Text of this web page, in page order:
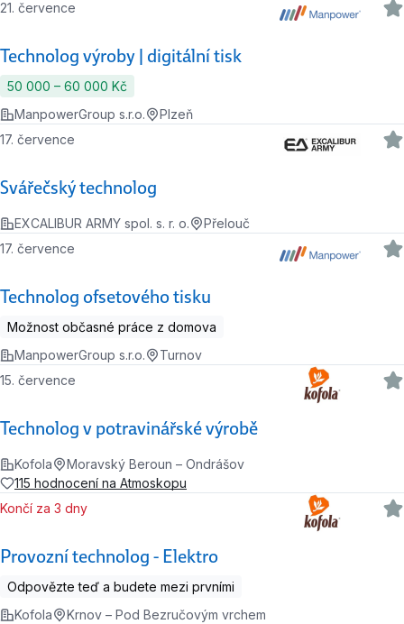
Technolog výroby | digitální tisk
21. července
50 000 ‍–‍ 60 000 Kč
ManpowerGroup s.r.o.
Plzeň
Svářečský technolog
17. července
EXCALIBUR ARMY spol. s. r. o. Přelouč
Technolog ofsetového tisku
17. července
Možnost občasné práce z domova
ManpowerGroup s.r.o.
Turnov
Technolog v potravinářské výrobě
15. července
Kofola
Moravský Beroun – Ondrášov
115 hodnocení na Atmoskopu
Provozní technolog - Elektro
Končí za 3 dny
Odpovězte teď a budete mezi prvními
Kofola
Krnov – Pod Bezručovým vrchem